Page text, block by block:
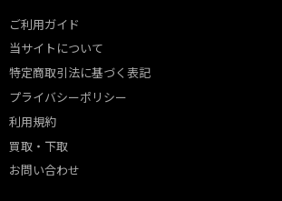
ご利用ガイド
当サイトについて
特定商取引法に基づく表記
プライバシーポリシー
利用規約
買取・下取
お問い合わせ